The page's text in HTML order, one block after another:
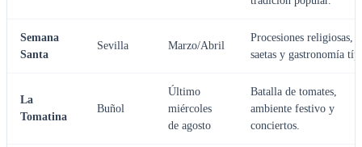
Semana
Santa
Sevilla Marzo/Abril
Procesiones religiosas,
saetas y gastronomía
La
Tomatina
Buñol
Último
miércoles
de agosto
Batalla de tomates,
ambiente festivo y
conciertos.